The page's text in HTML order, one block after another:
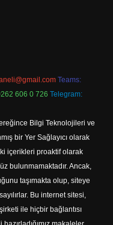
Teams:
606 0 726 Telegram:
Bilgi Teknolojileri ve
bir Yer Sağlayıcı olarak
içerikleri proaktif olarak
bulunmamaktadır. Ancak,
taşımakta olup, siteye
Bu internet sitesi,
ile hiçbir bağlantısı